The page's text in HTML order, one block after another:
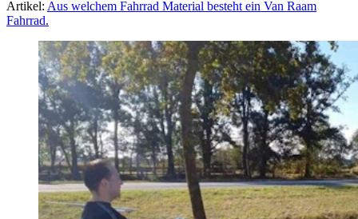
Artikel: Aus welchem Fahrrad Material besteht ein Van Raam
Fahrrad.